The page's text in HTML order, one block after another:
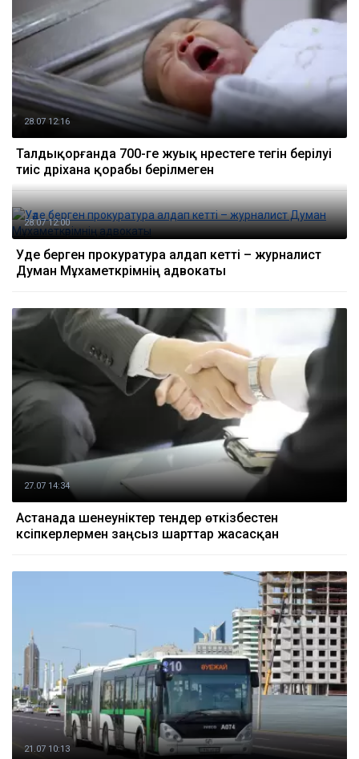
28.07 12:16
Талдықорғанда 700-ге жуық нәрестеге тегін берілуі
тиіс дәріхана қорабы берілмеген
28.07 12:00
Уәде берген прокуратура алдап кетті – журналист
Думан Мұхаметкәрімнің адвокаты
27.07 14:34
Астанада шенеуніктер тендер өткізбестен
кәсіпкерлермен заңсыз шарттар жасасқан
21.07 10:13